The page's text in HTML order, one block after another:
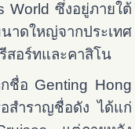
World ซึ่งอยู่ภายใต้
ดใหญ่จากประเทศ
สอร์ทและคาสิโน
ชื่อ Genting Hong
อสำราญชื่อดัง ได้แก่